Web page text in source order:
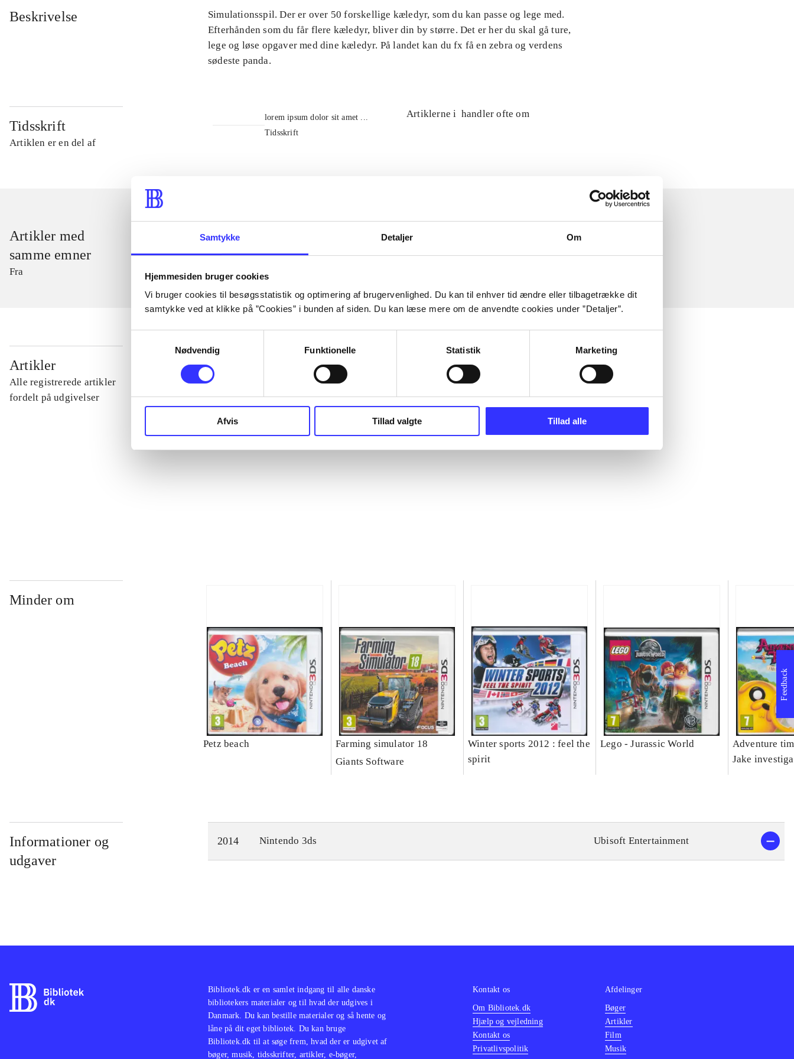
Samtykke Detaljer Om
Hjemmesiden bruger cookies
Vi bruger cookies til besøgsstatistik og optimering af brugervenlighed. Du kan til enhver tid ændre eller tilbagetrække dit
samtykke ved at klikke på ”Cookies” i bunden af siden. Du kan læse mere om de anvendte cookies under ”Detaljer”.
Nødvendig
Funktionelle Statistik Marketing
Afvis Tillad valgte Tillad alle
Beskrivelse
Simulationsspil. Der er over 50 forskellige kæledyr, som du kan passe og lege med.
Efterhånden som du får flere kæledyr, bliver din by større. Det er her du skal gå ture,
lege og løse opgaver med dine kæledyr. På landet kan du fx få en zebra og verdens
sødeste panda.
Tidsskrift
Artiklen er en del af
lorem ipsum dolor sit amet ...
Tidsskrift
Artiklerne i handler ofte om
Artikler med
samme emner
Fra
Artikler
Alle registrerede artikler
fordelt på udgivelser
...
...
...
Minder om
Petz beach
Farming simulator 18
Giants Software
Winter sports 2012 : feel the
spirit
Lego - Jurassic World
Adventure
Jake
Informationer og
udgaver
2014 Nintendo 3ds Ubisoft Entertainment
Feedback
Bibliotek.dk er en samlet indgang til alle danske
bibliotekers materialer og til hvad der udgives i
Danmark. Du kan bestille materialer og så hente og
låne på dit eget bibliotek. Du kan bruge
Bibliotek.dk til at søge frem, hvad der er udgivet af
bøger, musik, tidsskrifter, artikler, e-bøger,
Kontakt os
Om Bibliotek.dk
Hjælp og vejledning
Kontakt os
Privatlivspolitik
Afdelinger
Bøger
Artikler
Film
Musik